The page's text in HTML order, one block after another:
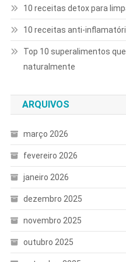
10 receitas detox para
10 receitas anti-
Top 10 superalimentos
naturalmente
ARQUIVOS
março 2026
fevereiro 2026
janeiro 2026
dezembro 2025
novembro 2025
outubro 2025